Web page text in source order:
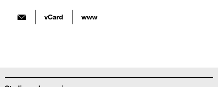
vCard www